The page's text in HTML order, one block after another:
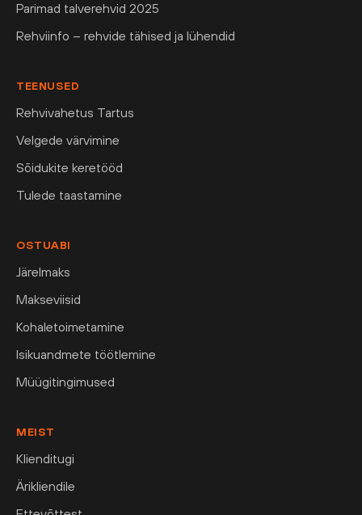
Parimad talverehvid 2025
Rehviinfo – rehvide tähised ja lühendid
TEENUSED
Rehvivahetus Tartus
Velgede värvimine
Sõidukite keretööd
Tulede taastamine
OSTUABI
Järelmaks
Makseviisid
Kohaletoimetamine
Isikuandmete töötlemine
Müügitingimused
MEIST
Klienditugi
Ärikliendile